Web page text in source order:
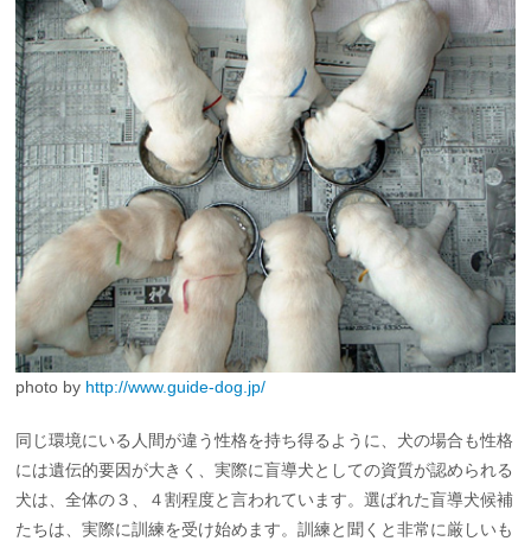
photo by http://www.guide-dog.jp/
同じ環境にいる人間が違う性格を持ち得るように、犬の場合も性格
には遺伝的要因が大きく、実際に盲導犬としての資質が認められる
犬は、全体の３、４割程度と言われています。選ばれた盲導犬候補
たちは、実際に訓練を受け始めます。訓練と聞くと非常に厳しいも